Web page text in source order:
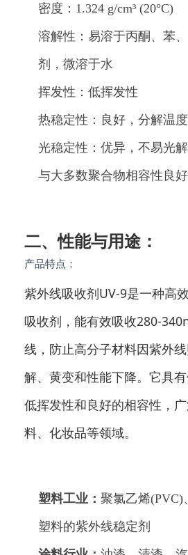
密度：1.324 g/cm³ (20°C)
溶解性：易溶于丙酮、苯
剂，微溶于水
挥发性：低挥发性
热稳定性：良好，分解温度
光稳定性：优异，不易光解
与大多数聚合物相容性良好
二、性能与用途：
产品特点：
紫外线吸收剂UV-9是一种高
吸收剂，能有效吸收280-
线，防止高分子材料因紫外
解、黄变和性能下降。它具有
低挥发性和良好的相容性，
料、化妆品等领域。
塑料工业： 聚氯乙烯
塑料的紫外线稳定剂